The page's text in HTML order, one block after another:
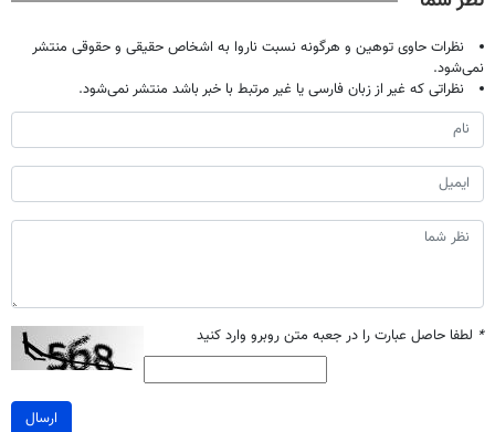
نظرات حاوی توهین و هرگونه نسبت ناروا به اشخاص حقیقی و حقوقی منتشر
نمی‌شود.
نظراتی که غیر از زبان فارسی یا غیر مرتبط با خبر باشد منتشر نمی‌شود.
* لطفا حاصل عبارت را در جعبه متن روبرو وارد کنید
ارسال